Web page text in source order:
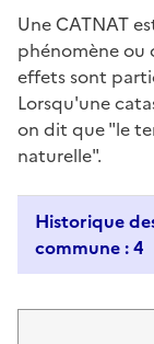
Une CATNAT
phénomène ou
effets sont
Lorsqu'une
on dit que "le
naturelle".
Historique
commune : 4